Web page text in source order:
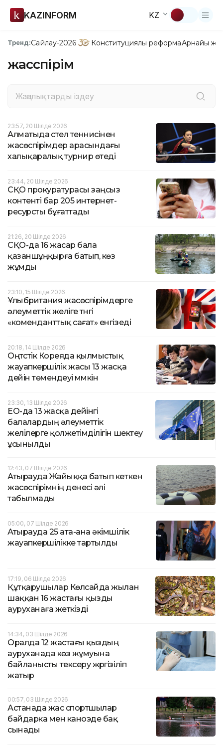
KAZINFORM KZ
Тренд:Сайлау-2026 Конституциялық реформаАрнайы
жасөспірім
23:57, 20 Шілде 2026
Алматыда үстел теннисінен
жасөспірімдер арасындағы
халықаралық турнир өтеді
23:44, 20 Шілде 2026
СҚО прокуратурасы заңсыз
контенті бар 205 интернет-
ресурсты бұғаттады
21:26, 20 Шілде 2026
СҚО-да 16 жасар бала
қазаншұңқырға батып, көз
жұмды
23:10, 15 Шілде 2026
Ұлыбритания жасөспірімдерге
әлеуметтік желіге түнгі
«коменданттық сағат» енгізеді
20:18, 14 Шілде 2026
Оңтүстік Кореяда қылмыстық
жауапкершілік жасы 13 жасқа
дейін төмендеуі мүмкін
23:30, 13 Шілде 2026
ЕО-да 13 жасқа дейінгі
балалардың әлеуметтік
желілерге қолжетімділігін шектеу
ұсынылды
12:43, 07 Шілде 2026
Атырауда Жайыққа батып кеткен
жасөспірімнің денесі әлі
табылмады
05:00, 07 Шілде 2026
Атырауда 25 ата-ана әкімшілік
жауапкершілікке тартылды
17:19, 06 Шілде 2026
Құтқарушылар Көлсайда жылан
шаққан 16 жастағы қызды
ауруханаға жеткізді
14:34, 03 Шілде 2026
Оралда 12 жастағы қыздың
ауруханада көз жұмуына
байланысты тексеру жүргізіліп
жатыр
00:57, 03 Шілде 2026
Астанада жас спортшылар
байдарка мен каноэде бақ
сынады